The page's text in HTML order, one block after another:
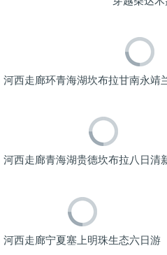
河西走廊环青海湖坎布拉甘南永靖
河西走廊青海湖贵德坎布拉八日清
河西走廊宁夏塞上明珠生态六日游